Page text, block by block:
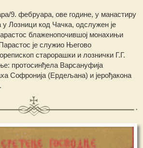
9. фебруара, ове године, у манастиру
у Лозници код Чачка, одслужен је
блаженопочившој монахињи
је служио Његово
старорашки и лознички Г.Г.
протосинђела Варсануфија
Софронија (Ердељана) и јерођакона